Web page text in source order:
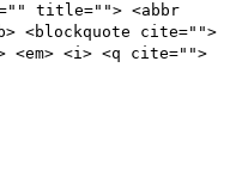
title=""> <abbr
<blockquote cite="">
<em> <i> <q cite="">